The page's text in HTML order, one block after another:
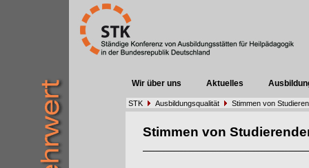
Wir über uns Aktuelles
STK Ausbildungsqualität Stimmen von
Stimmen von